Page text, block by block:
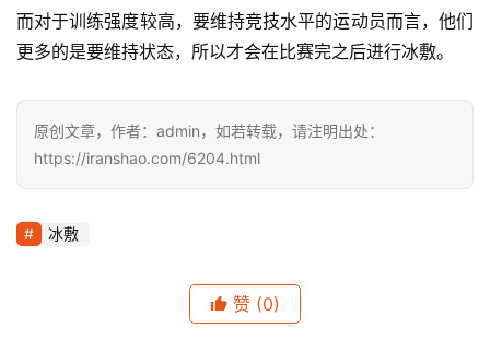
而对于训练强度较高，要维持竞技水平的运动员而言，他们
更多的是要维持状态，所以才会在比赛完之后进行冰敷。
原创文章，作者：admin，如若转载，请注明出处：
https://iranshao.com/6204.html
冰敷
赞 (0)